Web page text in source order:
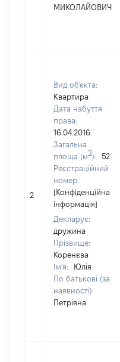
МИКОЛАЙОВИЧ
2
Вид об'єкта:
Квартира
Дата набуття
права:
16.04.2016
Загальна
площа (м2):
52
Реєстраційний
номер:
[Конфіденційна
інформація]
Декларує:
дружина
Прізвище:
Коренєва
Ім'я:
Юлія
По батькові (за
наявності):
Петрівна